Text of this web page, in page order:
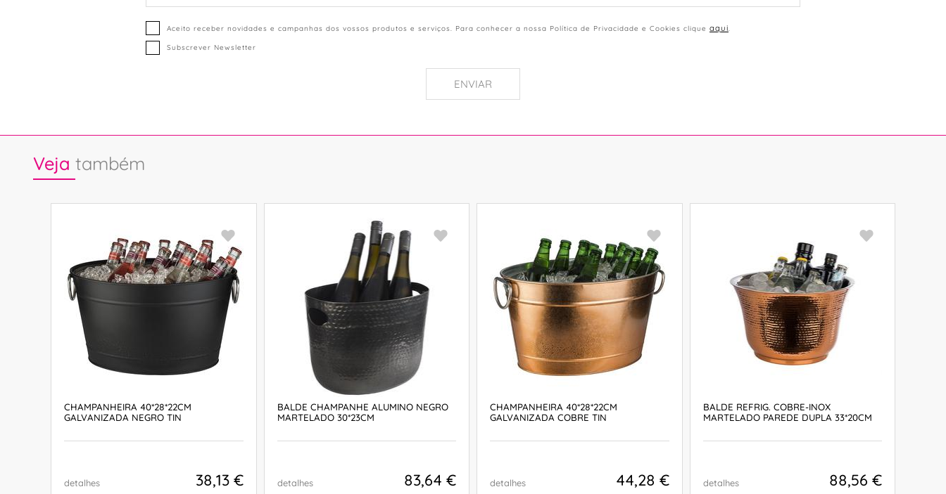
Aceito receber novidades e campanhas dos vossos produtos e serviços. Para conhecer a nossa Política de Privacidade e Cookies clique aqui.
Subscrever Newsletter
ENVIAR
Veja também
CHAMPANHEIRA 40*28*22CM
GALVANIZADA NEGRO TIN
detalhes 38,13 €
BALDE CHAMPANHE ALUMINO NEGRO
MARTELADO 30*23CM
detalhes 83,64 €
CHAMPANHEIRA 40*28*22CM
GALVANIZADA COBRE TIN
detalhes 44,28 €
BALDE REFRIG. COBRE-INOX
MARTELADO PAREDE DUPLA 33*20CM
detalhes 88,56 €